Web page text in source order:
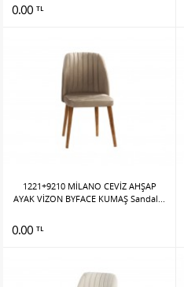
0.00 TL
1221+9210 MİLANO CEVİZ AHŞAP
AYAK VİZON BYFACE KUMAŞ Sandal...
0.00 TL